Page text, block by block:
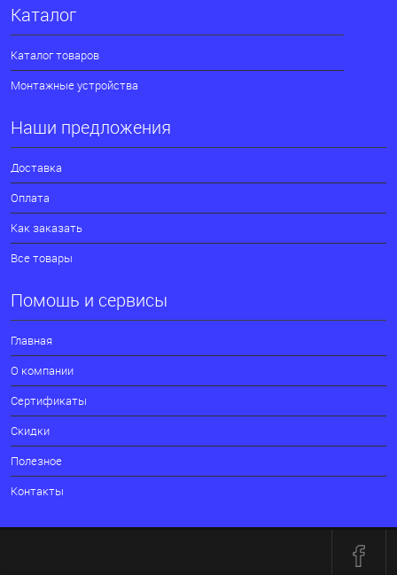
В избранное В наличии
Каталог
Каталог товаров
Монтажные устройства
Наши предложения
Доставка
Оплата
Как заказать
Все товары
Помощь и сервисы
Главная
О компании
Сертификаты
Скидки
Полезное
Контакты